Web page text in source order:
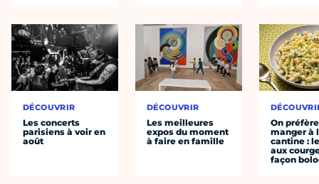
DÉCOUVRIR
Les concerts
parisiens à voir en
août
DÉCOUVRIR
Les meilleures
expos du moment
à faire en famille
On préfère
manger à
cantine :
aux
façon